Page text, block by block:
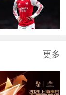
更多